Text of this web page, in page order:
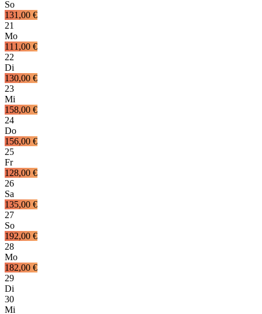
So
131,00 €
21
Mo
111,00 €
22
Di
130,00 €
23
Mi
158,00 €
24
Do
156,00 €
25
Fr
128,00 €
26
Sa
135,00 €
27
So
192,00 €
28
Mo
182,00 €
29
Di
30
Mi